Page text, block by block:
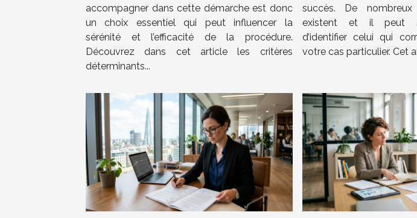
accompagner dans cette démarche est donc
un choix essentiel qui peut influencer la
sérénité et l’efficacité de la procédure.
Découvrez dans cet article les critères
déterminants...
succès. De
existent et il peut
d’identifier celui qui
votre cas particulier. Cet